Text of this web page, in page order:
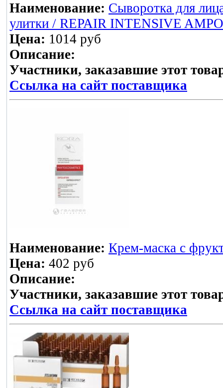
Наименование: Сыворотка для
улитки / REPAIR INTENSIVE
Цена: 1014 руб
Описание:
Участники, заказавшие этот
Ссылка на сайт поставщика
Наименование: Крем-маска с
Цена: 402 руб
Описание:
Участники, заказавшие этот
Ссылка на сайт поставщика